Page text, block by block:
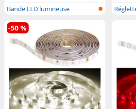
Bande LED lumineuse
-50 %